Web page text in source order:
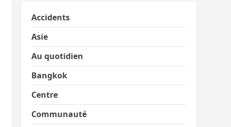
Accidents
Asie
Au quotidien
Bangkok
Centre
Communauté